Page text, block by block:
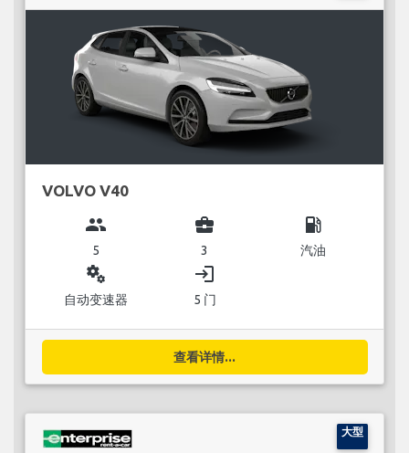
VOLVO V40
group
5
business_center
3
local_gas_station
汽油
miscellaneous_services
自动变速器
login
5 门
查看详情...
大型